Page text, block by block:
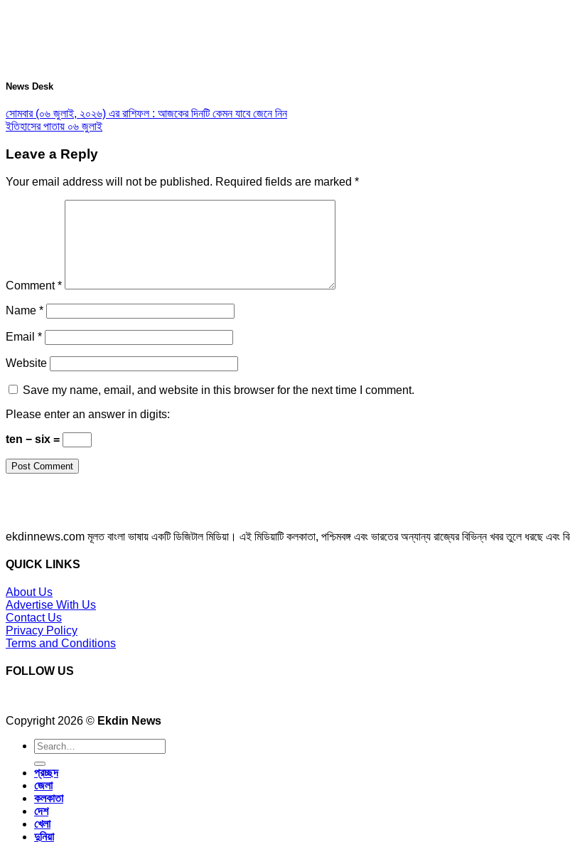
News Desk
সোমবার (০৬ জুলাই, ২০২৬) এর রাশিফল : আজকের দিনটি কেমন যাবে জেনে নিন
ইতিহাসের পাতায় ০৬ জুলাই
Leave a Reply
Your email address will not be published. Required fields are marked *
Comment*
Name *
Email *
Website
Save my name, email, and website in this browser for the next time I comment.
Please enter an answer in digits:
ten − six =
ekdinnews.com মূলত বাংলা ভাষায় একটি ডিজিটাল মিডিয়া। এই মিডিয়াটি কলকাতা, পশ্চিমবঙ্গ এবং ভারতের অন্যান্য রাজ্যের বিভিন্ন খবর তুলে ধরছে এবং
QUICK LINKS
About Us
Advertise With Us
Contact Us
Privacy Policy
Terms and Conditions
FOLLOW US
Copyright 2026 © Ekdin News
প্রচ্ছদ
জেলা
কলকাতা
দেশ
খেলা
দুনিয়া